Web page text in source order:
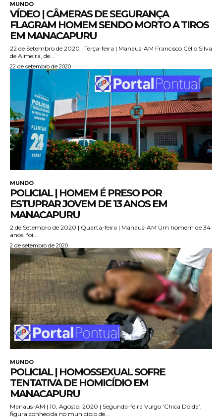
MUNDO
VÍDEO | CÂMERAS DE SEGURANÇA
FLAGRAM HOMEM SENDO MORTO A TIROS
EM MANACAPURU
22 de Setembro de 2020 | Terça-feira | Manaus-AM Francisco Célio Silva
de Almeira, de...
22 de setembro de 2020
MUNDO
POLICIAL | HOMEM É PRESO POR
ESTUPRAR JOVEM DE 13 ANOS EM
MANACAPURU
2 de Setembro de 2020 | Quarta-feira | Manaus-AM Um homem de 34
anos, foi...
2 de setembro de 2020
MUNDO
POLICIAL | HOMOSSEXUAL SOFRE
TENTATIVA DE HOMICÍDIO EM
MANACAPURU
Manaus-AM | 10, Agosto, 2020 | Segunda-feira Vulgo ‘Chica Doida’,
figura conhecida no município de...